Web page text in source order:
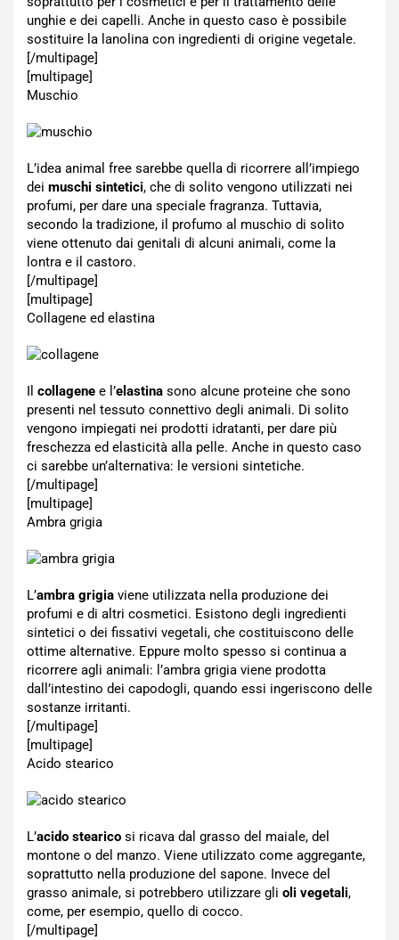
unghie e dei capelli. Anche in questo caso è possibile
sostituire la lanolina con ingredienti di origine vegetale.
[/multipage]
[multipage]
Muschio
L’idea animal free sarebbe quella di ricorrere all’impiego
dei muschi sintetici, che di solito vengono utilizzati nei
profumi, per dare una speciale fragranza. Tuttavia,
secondo la tradizione, il profumo al muschio di solito
viene ottenuto dai genitali di alcuni animali, come la
lontra e il castoro.
[/multipage]
[multipage]
Collagene ed elastina
Il collagene e l’elastina sono alcune proteine che sono
presenti nel tessuto connettivo degli animali. Di solito
vengono impiegati nei prodotti idratanti, per dare più
freschezza ed elasticità alla pelle. Anche in questo caso
ci sarebbe un’alternativa: le versioni sintetiche.
[/multipage]
[multipage]
Ambra grigia
L’ambra grigia viene utilizzata nella produzione dei
profumi e di altri cosmetici. Esistono degli ingredienti
sintetici o dei fissativi vegetali, che costituiscono delle
ottime alternative. Eppure molto spesso si continua a
ricorrere agli animali: l’ambra grigia viene prodotta
dall’intestino dei capodogli, quando essi ingeriscono delle
sostanze irritanti.
[/multipage]
[multipage]
Acido stearico
L’acido stearico si ricava dal grasso del maiale, del
montone o del manzo. Viene utilizzato come aggregante,
soprattutto nella produzione del sapone. Invece del
grasso animale, si potrebbero utilizzare gli oli vegetali,
come, per esempio, quello di cocco.
[/multipage]